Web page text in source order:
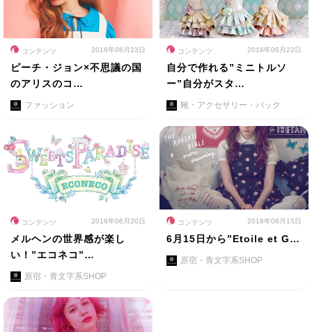
コンテンツ 2016年06月23日
ピーチ・ジョン×不思議の国
のアリスのコ…
ファッション
コンテンツ 2016年06月22日
自分で作れる”ミニトルソ
ー”自分がスタ…
靴・アクセサリー・バック
コンテンツ 2016年06月20日
メルヘンの世界感が楽し
い！”エコネコ”…
原宿・青文字系SHOP
コンテンツ 2016年06月15日
6月15日から”Etoile et G…
原宿・青文字系SHOP